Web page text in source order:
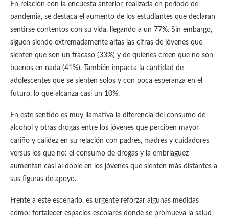
En relación con la encuesta anterior, realizada en período de
pandemia, se destaca el aumento de los estudiantes que declaran
sentirse contentos con su vida, llegando a un 77%. Sin embargo,
siguen siendo extremadamente altas las cifras de jóvenes que
sienten que son un fracaso (33%) y de quienes creen que no son
buenos en nada (41%). También impacta la cantidad de
adolescentes que se sienten solos y con poca esperanza en el
futuro, lo que alcanza casi un 10%.
En este sentido es muy llamativa la diferencia del consumo de
alcohol y otras drogas entre los jóvenes que perciben mayor
cariño y calidez en su relación con padres, madres y cuidadores
versus los que no: el consumo de drogas y la embriaguez
aumentan casi al doble en los jóvenes que sienten más distantes a
sus figuras de apoyo.
Frente a este escenario, es urgente reforzar algunas medidas
como: fortalecer espacios escolares donde se promueva la salud